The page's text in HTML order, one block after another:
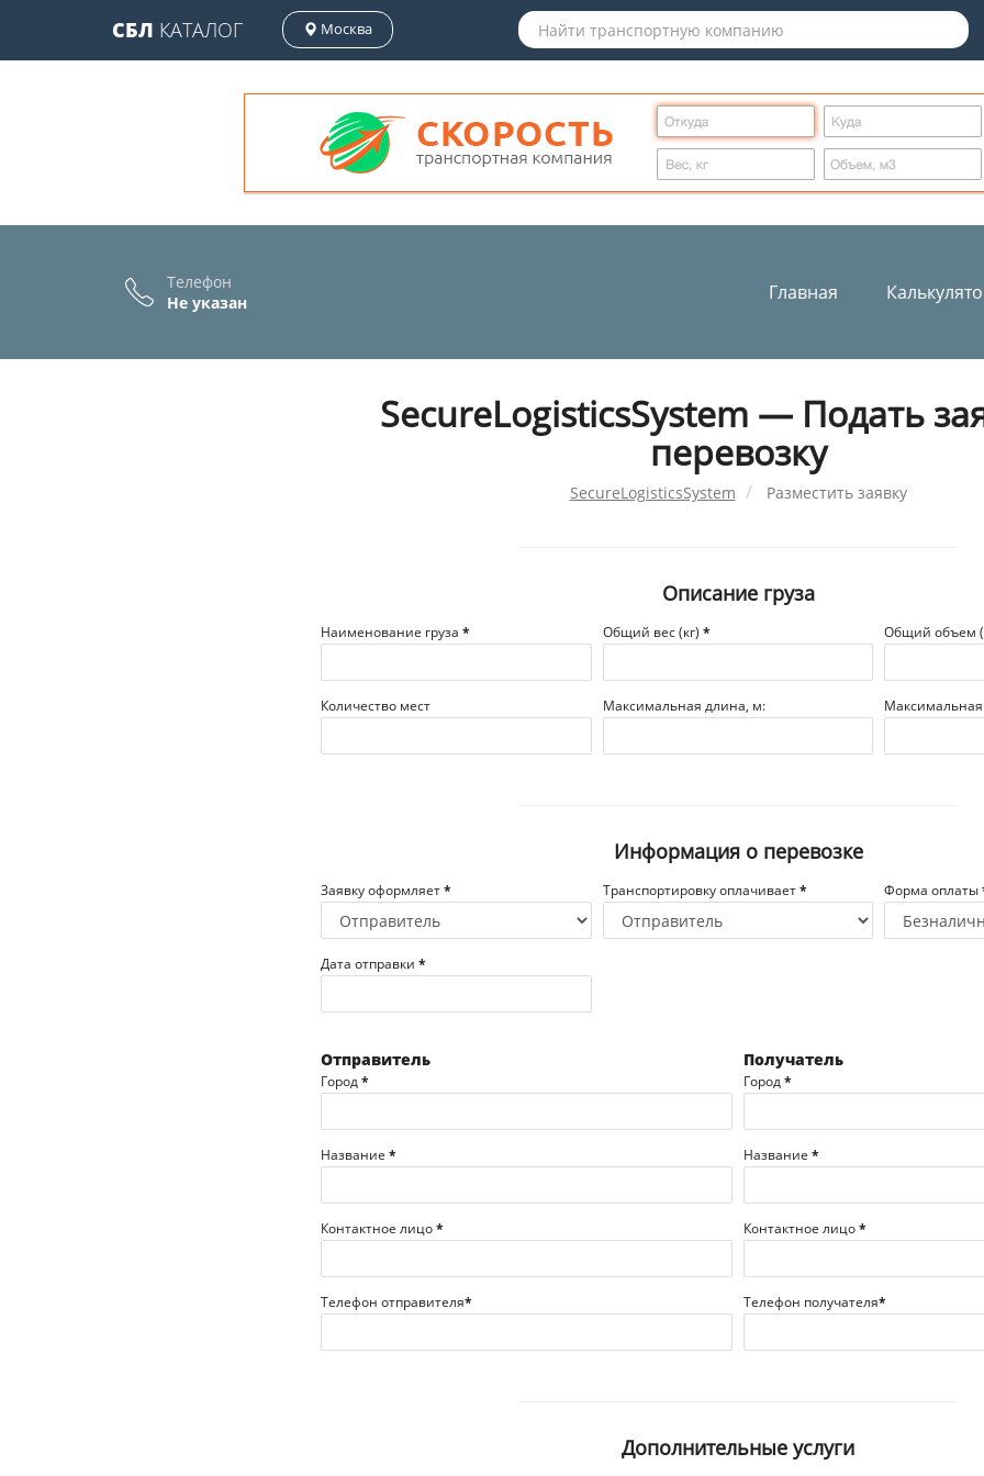
СБЛ КАТАЛОГ Москва
Телефон
Не указан
Главная
SecureLogisticsSystem — Подать
перевозку
SecureLogisticsSystem Разместить заявку
Описание груза
Наименование груза * Общий вес (кг) * Общий объем
Количество мест Максимальная длина, м:
Информация о перевозке
Заявку оформляет* Транспортировку оплачивает* Форма оплаты
Дата отправки *
Отправитель
Город*
Название *
Контактное лицо*
Телефон отправителя*
Получатель
Город*
Название *
Контактное лицо*
Телефон получателя*
Дополнительные услуги